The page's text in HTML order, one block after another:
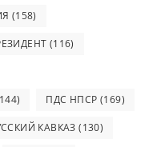
(158)
(116)
ПДС НПСР (169)
КАВКАЗ (130)